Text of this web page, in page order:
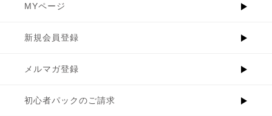
MYページ
新規会員登録
メルマガ登録
初心者パックのご請求